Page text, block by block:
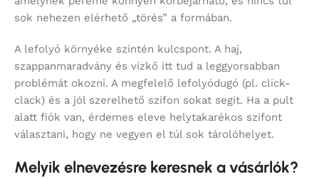
sok nehezen elérhető „törés” a formában.
A lefolyó környéke szintén kulcspont. A haj,
szappanmaradvány és vízkő itt tud a leggyorsabban
problémát okozni. A megfelelő lefolyódugó (pl. click-
clack) és a jól szerelhető szifon sokat segít. Ha a pult
alatt fiók van, érdemes eleve helytakarékos szifont
választani, hogy ne vegyen el túl sok tárolóhelyet.
Melyik elnevezésre keresnek a vásárlók?